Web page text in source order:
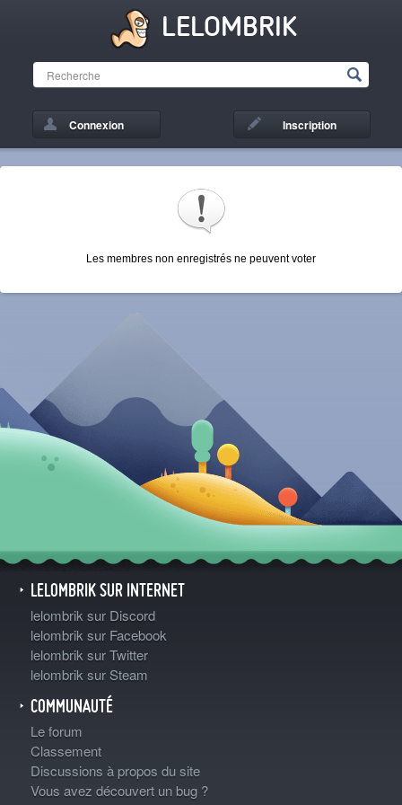
LELOMBRIK
Connexion Inscription
Les membres non enregistrés ne peuvent voter
LELOMBRIK SUR INTERNET
lelombrik sur Discord
lelombrik sur Facebook
lelombrik sur Twitter
lelombrik sur Steam
COMMUNAUTÉ
Le forum
Classement
Discussions à propos du site
Vous avez découvert un bug ?